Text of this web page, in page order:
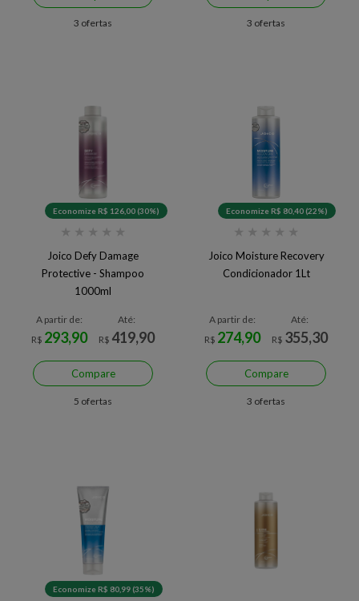
3 ofertas 3 ofertas
Economize R$ 126,00 (30%)
★ ★ ★ ★ ★
Joico Defy Damage
Protective - Shampoo
1000ml
A partir de:
R$ 293,90
Até:
R$ 419,90
Compare
5 ofertas
Economize R$ 80,40 (22%)
★ ★ ★ ★ ★
Joico Moisture Recovery
Condicionador 1Lt
A partir de:
R$ 274,90
Até:
R$ 355,30
Compare
3 ofertas
Economize R$ 80,99 (35%)